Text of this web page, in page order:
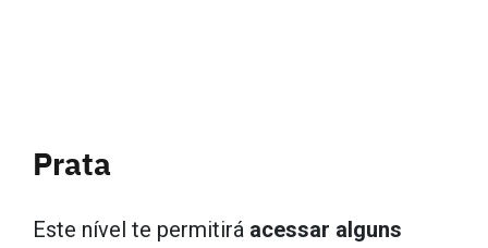
Prata
Este nível te permitirá acessar alguns